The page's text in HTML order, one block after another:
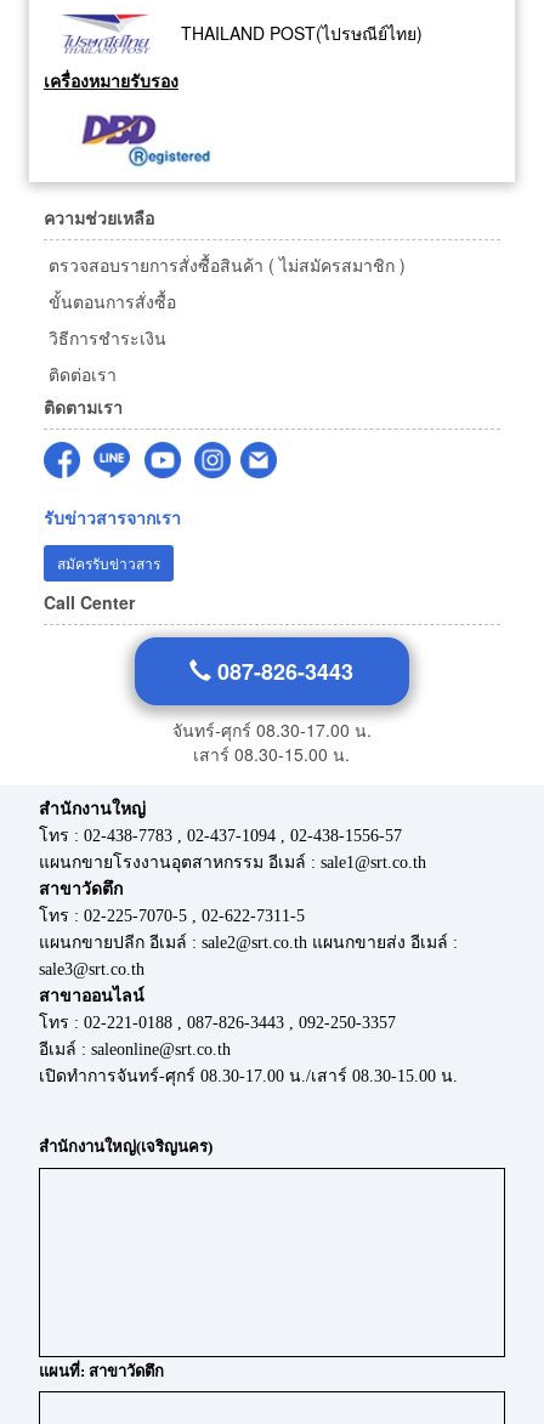
THAILAND POST(ไปรษณีย์ไทย)
เครื่องหมายรับรอง
ความช่วยเหลือ
ตรวจสอบรายการสั่งซื้อสินค้า ( ไม่สมัครสมาชิก )
ขั้นตอนการสั่งซื้อ
วิธีการชำระเงิน
ติดต่อเรา
ติดตามเรา
รับข่าวสารจากเรา
สมัครรับข่าวสาร
Call Center
087-826-3443
จันทร์-ศุกร์ 08.30-17.00 น.
เสาร์ 08.30-15.00 น.
สำนักงานใหญ่
โทร : 02-438-7783 , 02-437-1094 , 02-438-1556-57
แผนกขายโรงงานอุตสาหกรรม อีเมล์ : sale1@srt.co.th
สาขาวัดตึก
โทร : 02-225-7070-5 , 02-622-7311-5
แผนกขายปลีก อีเมล์ : sale2@srt.co.th แผนกขายส่ง อีเมล์ :
sale3@srt.co.th
สาขาออนไลน์
โทร : 02-221-0188 , 087-826-3443 , 092-250-3357
อีเมล์ : saleonline@srt.co.th
เปิดทำการจันทร์-ศุกร์ 08.30-17.00 น./เสาร์ 08.30-15.00 น.
สำนักงานใหญ่(เจริญนคร)
แผนที่: สาขาวัดตึก